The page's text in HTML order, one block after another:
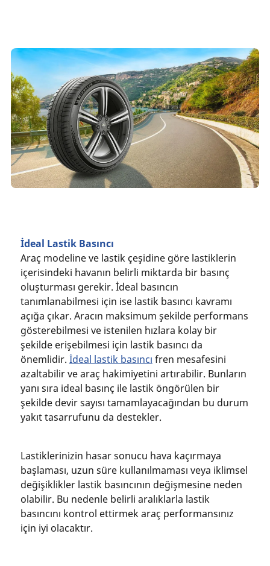
İdeal Lastik Basıncı
Araç modeline ve lastik çeşidine göre lastiklerin
içerisindeki havanın belirli miktarda bir basınç
oluşturması gerekir. İdeal basıncın
tanımlanabilmesi için ise lastik basıncı kavramı
açığa çıkar. Aracın maksimum şekilde performans
gösterebilmesi ve istenilen hızlara kolay bir
şekilde erişebilmesi için lastik basıncı da
önemlidir. İdeal lastik basıncı fren mesafesini
azaltabilir ve araç hakimiyetini artırabilir. Bunların
yanı sıra ideal basınç ile lastik öngörülen bir
şekilde devir sayısı tamamlayacağından bu durum
yakıt tasarrufunu da destekler.
Lastiklerinizin hasar sonucu hava kaçırmaya
başlaması, uzun süre kullanılmaması veya iklimsel
değişiklikler lastik basıncının değişmesine neden
olabilir. Bu nedenle belirli aralıklarla lastik
basıncını kontrol ettirmek araç performansınız
için iyi olacaktır.